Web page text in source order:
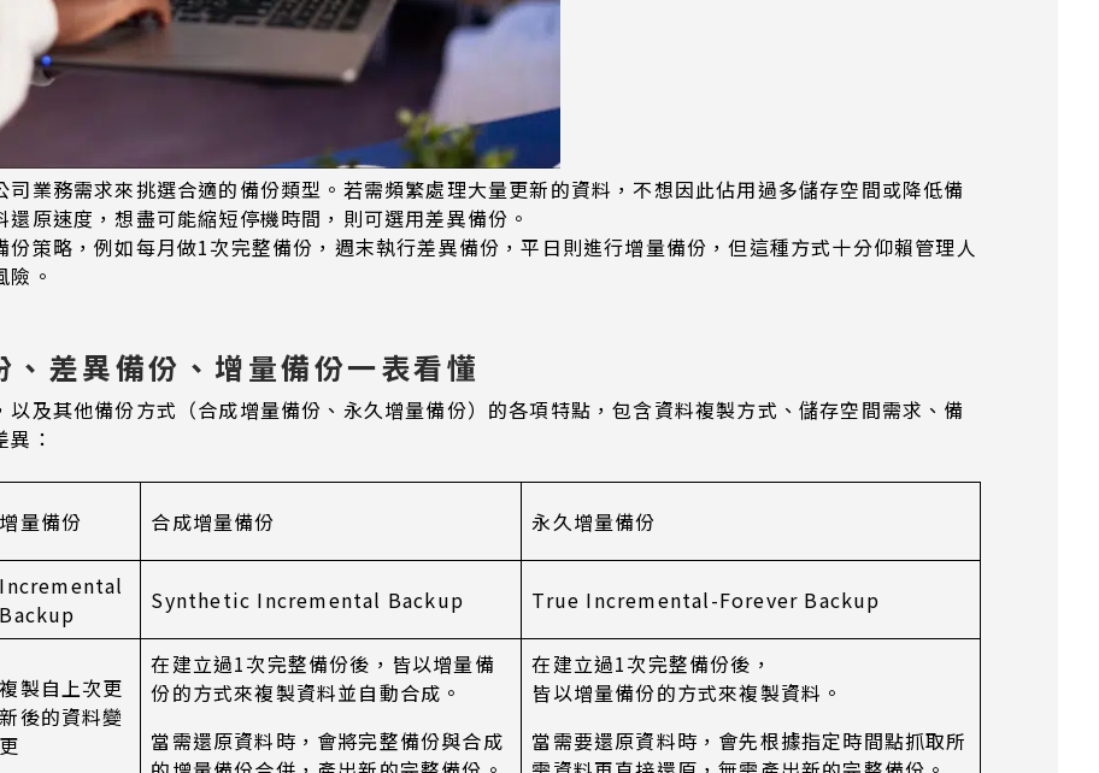
業務需求來挑選合適的備份類型。若需頻繁處理大量更新的資料，不想因此佔用過多儲存空間或降低備
原速度，想盡可能縮短停機時間，則可選用差異備份。
策略，例如每月做1次完整備份，週末執行差異備份，平日則進行增量備份，但這種方式十分仰賴管理人
。
差異備份、增量備份一表看懂
及其他備份方式（合成增量備份、永久增量備份）的各項特點，包含資料複製方式、儲存空間需求、備
：
增量備份 合成增量備份 永久增量備份
Incremental
Backup
Synthetic Incremental Backup True Incremental-Forever Backup
複製自上次更
新後的資料變
更
在建立過1次完整備份後，皆以增量備
份的方式來複製資料並自動合成。
當需還原資料時，會將完整備份與合成
在建立過1次完整備份後，
皆以增量備份的方式來複製資料。
當需要還原資料時，會先根據指定時間點抓取所